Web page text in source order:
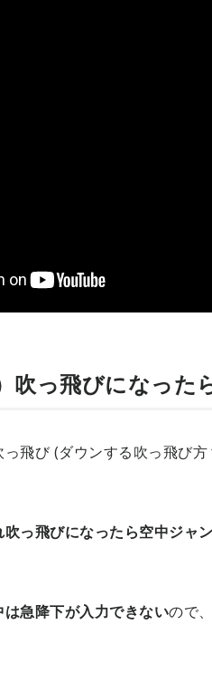
吹っ飛びになった
飛び (ダウンする吹っ飛び
吹っ飛びになったら空中ジャ
急降下が入力できないので